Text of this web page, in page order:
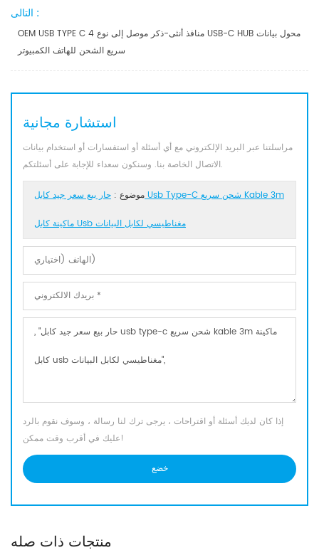
التالى :
OEM USB TYPE C 4 منافذ أنثى-ذكر موصل إلى نوع USB-C HUB محول بيانات
سريع الشحن للهاتف الكمبيوتر
استشارة مجانية
مراسلتنا عبر البريد الإلكتروني مع أي أسئلة أو استفسارات أو استخدام بيانات
الاتصال الخاصة بنا. وسنكون سعداء للإجابة على أسئلتكم.
موضوع : حار بيع سعر جيد كابل Usb Type-C شحن سريع Kable 3m
ماكينة كابل Usb مغناطيسي لكابل البيانات
إذا كان لديك أسئلة أو اقتراحات ، يرجى ترك لنا رسالة ، وسوف نقوم بالرد
عليك في أقرب وقت ممكن!
منتجات ذات صله